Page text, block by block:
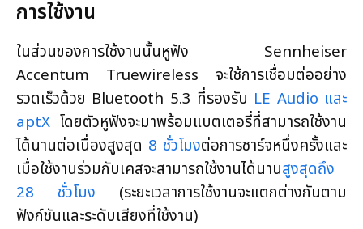
การใช้งาน
ในส่วนของการใช้งานนั้นหูฟัง Sennheiser
Accentum Truewireless จะใช้การเชื่อมต่ออย่าง
รวดเร็วด้วย Bluetooth 5.3 ที่รองรับ LE Audio และ
aptX โดยตัวหูฟังจะมาพร้อมแบตเตอรี่ที่สามารถใช้งาน
ได้นานต่อเนื่องสูงสุด 8 ชั่วโมงต่อการชาร์จหนึ่งครั้งและ
เมื่อใช้งานร่วมกับเคสจะสามารถใช้งานได้นานสูงสุดถึง
28 ชั่วโมง (ระยะเวลาการใช้งานจะแตกต่างกันตาม
ฟังก์ชันและระดับเสียงที่ใช้งาน)